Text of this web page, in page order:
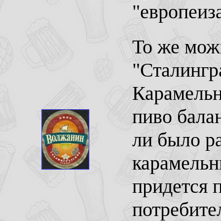
То же
пиво
ли было
придется